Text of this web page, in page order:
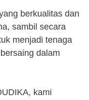
berkualitas dan
sambil secara
menjadi tenaga
dalam
kami